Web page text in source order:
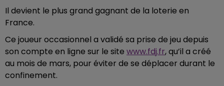
Il devient le plus grand gagnant de la loterie en
France.
Ce joueur occasionnel a validé sa prise de jeu depuis
son compte en ligne sur le site www.fdj.fr, qu’il a créé
au mois de mars, pour éviter de se déplacer durant le
confinement.